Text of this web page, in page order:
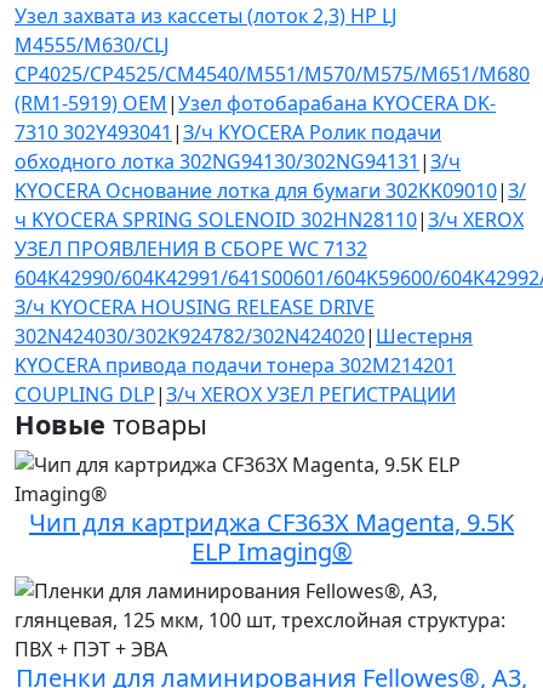
Узел захвата из кассеты (лоток 2,3) НР LJ
M4555/M630/CLJ
CP4025/CP4525/CM4540/M551/M570/M575/M651/M680
(RM1-5919) OEM |Узел фотобарабана KYOCERA DK-
7310 302Y493041 |З/ч KYOCERA Ролик подачи
обходного лотка 302NG94130/302NG94131 |З/ч
KYOCERA Основание лотка для бумаги 302KK09010|З/
ч KYOCERA SPRING SOLENOID 302HN28110|З/ч XEROX
УЗЕЛ ПРОЯВЛЕНИЯ В СБОРЕ WC 7132
604K42990/604K42991/641S00601/604K59600/
З/ч KYOCERA HOUSING RELEASE DRIVE
302N424030/302K924782/302N424020| Шестерня
KYOCERA привода подачи тонера 302M214201
COUPLING DLP|З/ч XEROX УЗЕЛ РЕГИСТРАЦИИ
Новые товары
Чип для картриджа CF363X Magenta, 9.5K
ELP Imaging®
Пленки для ламинирования Fellowes®, A3,